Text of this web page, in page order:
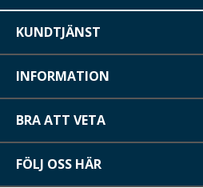
KUNDTJÄNST
INFORMATION
BRA ATT VETA
FÖLJ OSS HÄR